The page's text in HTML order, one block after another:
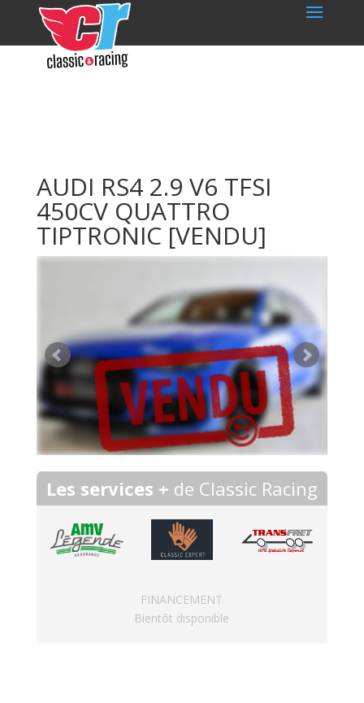
AUDI RS4 2.9 V6 TFSI
450CV QUATTRO
TIPTRONIC [VENDU]
Les services + de Classic Racing
FINANCEMENT
Bientôt disponible